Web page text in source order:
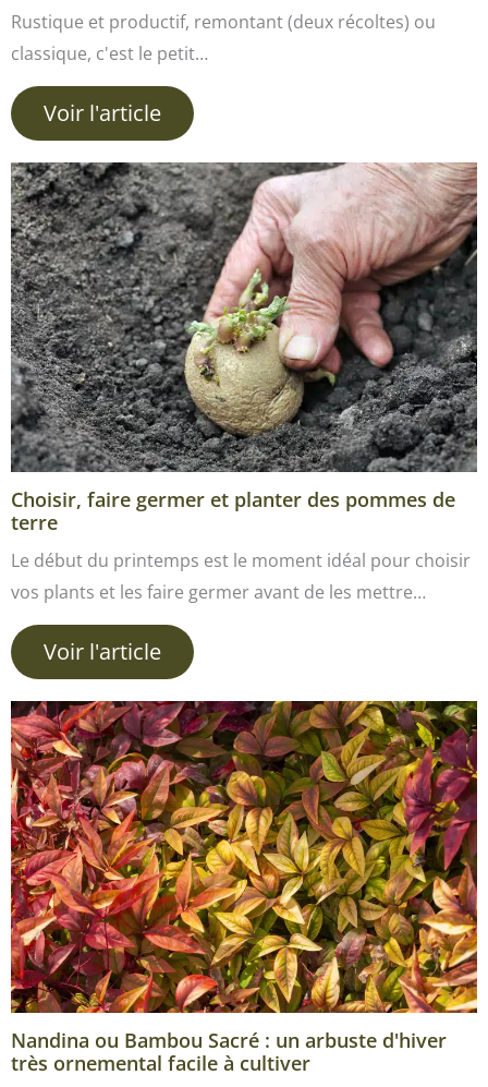
Rustique et productif, remontant (deux récoltes) ou
classique, c'est le petit…
Voir l'article
Choisir, faire germer et planter des pommes de
terre
Le début du printemps est le moment idéal pour choisir
vos plants et les faire germer avant de les mettre…
Voir l'article
Nandina ou Bambou Sacré : un arbuste d'hiver
très ornemental facile à cultiver